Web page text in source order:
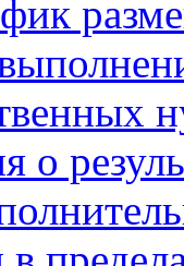
о